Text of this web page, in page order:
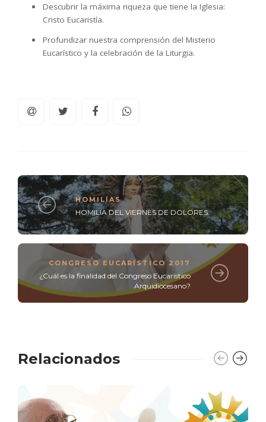
Descubrir la máxima riqueza que tiene la Iglesia:
Cristo Eucaristía.
Profundizar nuestra comprensión del Misterio
Eucarístico y la celebración de la Liturgia.
HOMILÍAS
HOMILIA DEL VIERNES DE DOLORES
CONGRESO EUCARÍSTICO 2017
¿Cuál es la finalidad del Congreso Eucarístico
Arquidiocesano?
Relacionados